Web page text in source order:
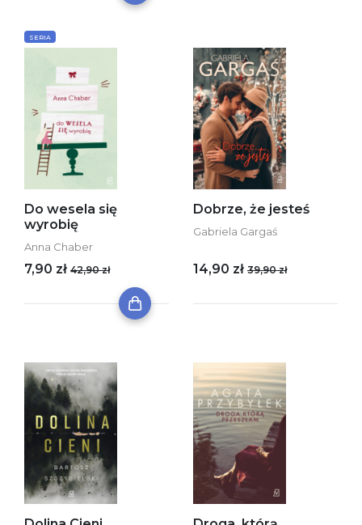
SERIA
Do wesela się
wyrobię
Anna Chaber
7,90 zł 42,90 zł
Dobrze, że jesteś
Gabriela Gargaś
14,90 zł 39,90 zł